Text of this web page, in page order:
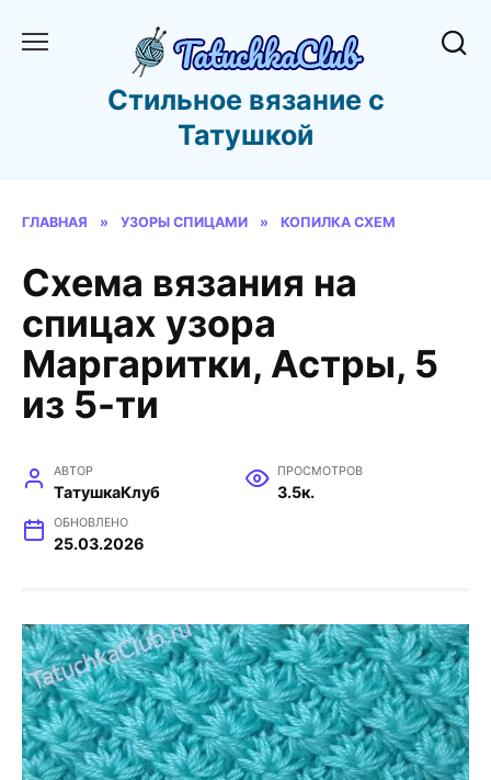
Стильное вязание с
Татушкой
ГЛАВНАЯ » УЗОРЫ СПИЦАМИ » КОПИЛКА СХЕМ
Схема вязания на
спицах узора
Маргаритки, Астры, 5
из 5-ти
АВТОР
ТатушкаКлуб
ПРОСМОТРОВ
3.5к.
ОБНОВЛЕНО
25.03.2026